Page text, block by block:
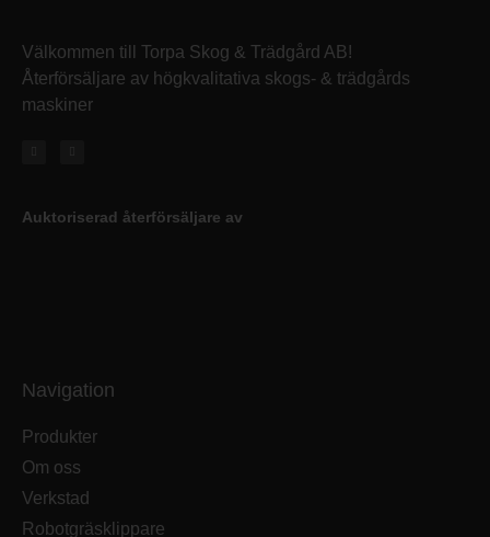
Välkommen till Torpa Skog & Trädgård AB!
Återförsäljare av högkvalitativa skogs- & trädgårds
maskiner
Auktoriserad återförsäljare av
Navigation
Produkter
Om oss
Verkstad
Robotgräsklippare